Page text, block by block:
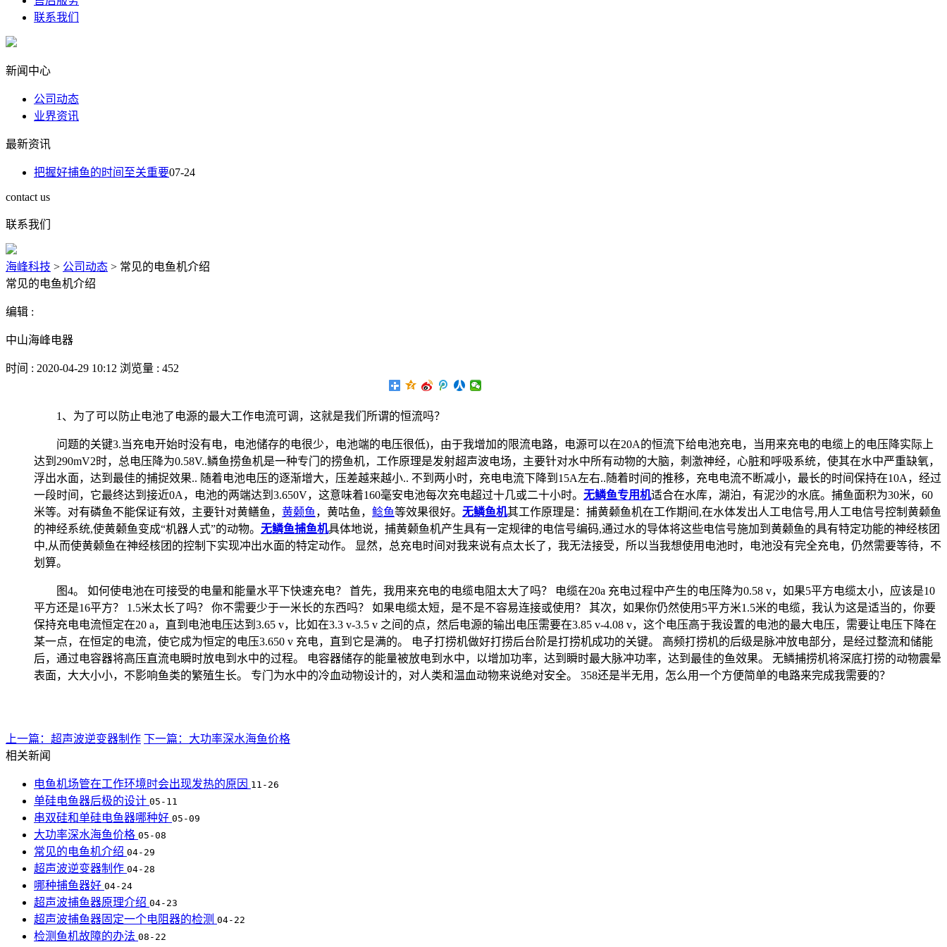
联系我们
新闻中心
公司动态
业界资讯
最新资讯
把握好捕鱼的时间至关重要07-24
contact us
联系我们
海峰科技 > 公司动态 > 常见的电鱼机介绍
常见的电鱼机介绍
编辑 :
中山海峰电器
时间 : 2020-04-29 10:12 浏览量 : 452
1、为了可以防止电池了电源的最大工作电流可调，这就是我们所谓的恒流吗？
问题的关键3.当充电开始时没有电，电池储存的电很少，电池端的电压很低)，由于我增加的限流电路，电源可以在20A的恒流下给电池充电，当用来充电的电缆上的电压降实际上
达到290mV2时，总电压降为0.58V..鳞鱼捞鱼机是一种专门的捞鱼机，工作原理是发射超声波电场，主要针对水中所有动物的大脑，刺激神经，心脏和呼吸系统，使其在水中严重缺氧，
浮出水面，达到最佳的捕捉效果.. 随着电池电压的逐渐增大，压差越来越小.. 不到两小时，充电电流下降到15A左右..随着时间的推移，充电电流不断减小，最长的时间保持在10A，经过
一段时间，它最终达到接近0A，电池的两端达到3.650V，这意味着160毫安电池每次充电超过十几或二十小时。 无鳞鱼专用机适合在水库，湖泊，有泥沙的水底。捕鱼面积为30米，60
米等。对有磷鱼不能保证有效，主要针对黄鳝鱼， 黄颡鱼 ，黄咕鱼， 鲶鱼等效果很好。 无鳞鱼机其工作原理是：捕黄颡鱼机在工作期间,在水体发出人工电信号,用人工电信号控制黄颡鱼
的神经系统,使黄颡鱼变成“机器人式”的动物。 无鳞鱼捕鱼机具体地说，捕黄颡鱼机产生具有一定规律的电信号编码,通过水的导体将这些电信号施加到黄颡鱼的具有特定功能的神经核团
中,从而使黄颡鱼在神经核团的控制下实现冲出水面的特定动作。 显然，总充电时间对我来说有点太长了，我无法接受，所以当我想使用电池时，电池没有完全充电，仍然需要等待，不
划算。
图4。 如何使电池在可接受的电量和能量水平下快速充电？ 首先，我用来充电的电缆电阻太大了吗？ 电缆在20a 充电过程中产生的电压降为0.58 v，如果5平方电缆太小，应该是10
平方还是16平方？ 1.5米太长了吗？ 你不需要少于一米长的东西吗？ 如果电缆太短，是不是不容易连接或使用？ 其次，如果你仍然使用5平方米1.5米的电缆，我认为这是适当的，你要
保持充电电流恒定在20 a，直到电池电压达到3.65 v，比如在3.3 v-3.5 v 之间的点，然后电源的输出电压需要在3.85 v-4.08 v，这个电压高于我设置的电池的最大电压，需要让电压下降在
某一点，在恒定的电流，使它成为恒定的电压3.650 v 充电，直到它是满的。 电子打捞机做好打捞后台阶是打捞机成功的关键。 高频打捞机的后级是脉冲放电部分，是经过整流和储能
后，通过电容器将高压直流电瞬时放电到水中的过程。 电容器储存的能量被放电到水中，以增加功率，达到瞬时最大脉冲功率，达到最佳的鱼效果。 无鳞捕捞机将深底打捞的动物震晕
表面，大大小小，不影响鱼类的繁殖生长。 专门为水中的冷血动物设计的，对人类和温血动物来说绝对安全。 358还是半无用，怎么用一个方便简单的电路来完成我需要的？
上一篇：超声波逆变器制作 下一篇：大功率深水海鱼价格
相关新闻
电鱼机场管在工作环境时会出现发热的原因 11-26
单硅电鱼器后极的设计 05-11
串双硅和单硅电鱼器哪种好 05-09
大功率深水海鱼价格 05-08
常见的电鱼机介绍 04-29
超声波逆变器制作 04-28
哪种捕鱼器好 04-24
超声波捕鱼器原理介绍 04-23
超声波捕鱼器固定一个电阻器的检测 04-22
检测鱼机故障的办法 08-22